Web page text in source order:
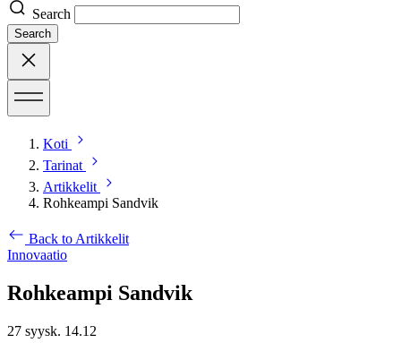
Search
Search
Koti
Tarinat
Artikkelit
Rohkeampi Sandvik
Back to Artikkelit
Innovaatio
Rohkeampi Sandvik
27 syysk. 14.12